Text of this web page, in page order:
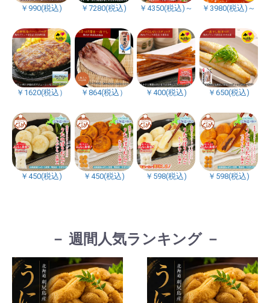
￥990(税込) ￥7280(税込) ￥4350(税込)～ ￥3980(税込)～
￥1620(税込） ￥864(税込） ￥400(税込) ￥650(税込)
￥450(税込) ￥450(税込) ￥598(税込) ￥598(税込)
－ 週間人気ランキング －